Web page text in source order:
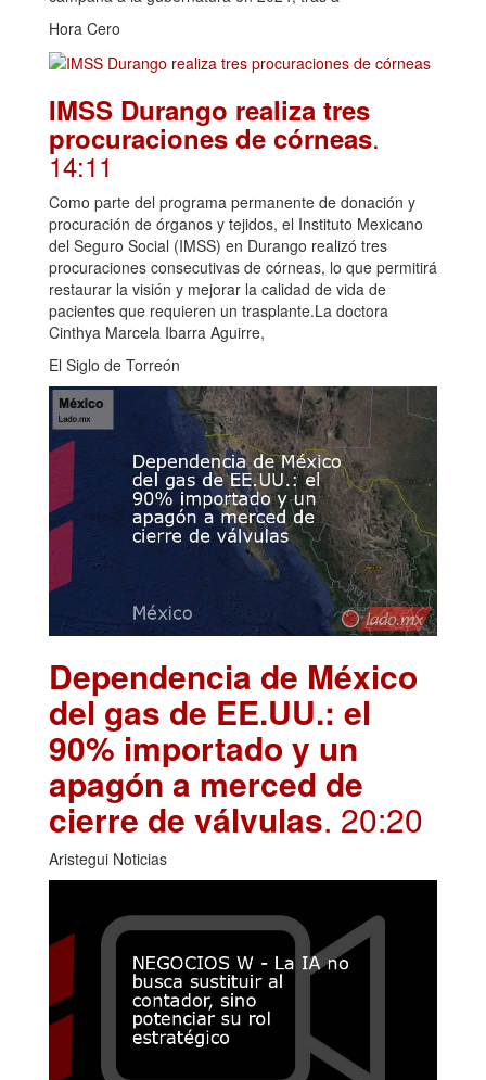
Hora Cero
IMSS Durango realiza tres
procuraciones de córneas.
14:11
Como parte del programa permanente de donación y
procuración de órganos y tejidos, el Instituto Mexicano
del Seguro Social (IMSS) en Durango realizó tres
procuraciones consecutivas de córneas, lo que permitirá
restaurar la visión y mejorar la calidad de vida de
pacientes que requieren un trasplante.La doctora
Cinthya Marcela Ibarra Aguirre,
El Siglo de Torreón
Dependencia de México
del gas de EE.UU.: el
90% importado y un
apagón a merced de
cierre de válvulas. 20:20
Aristegui Noticias